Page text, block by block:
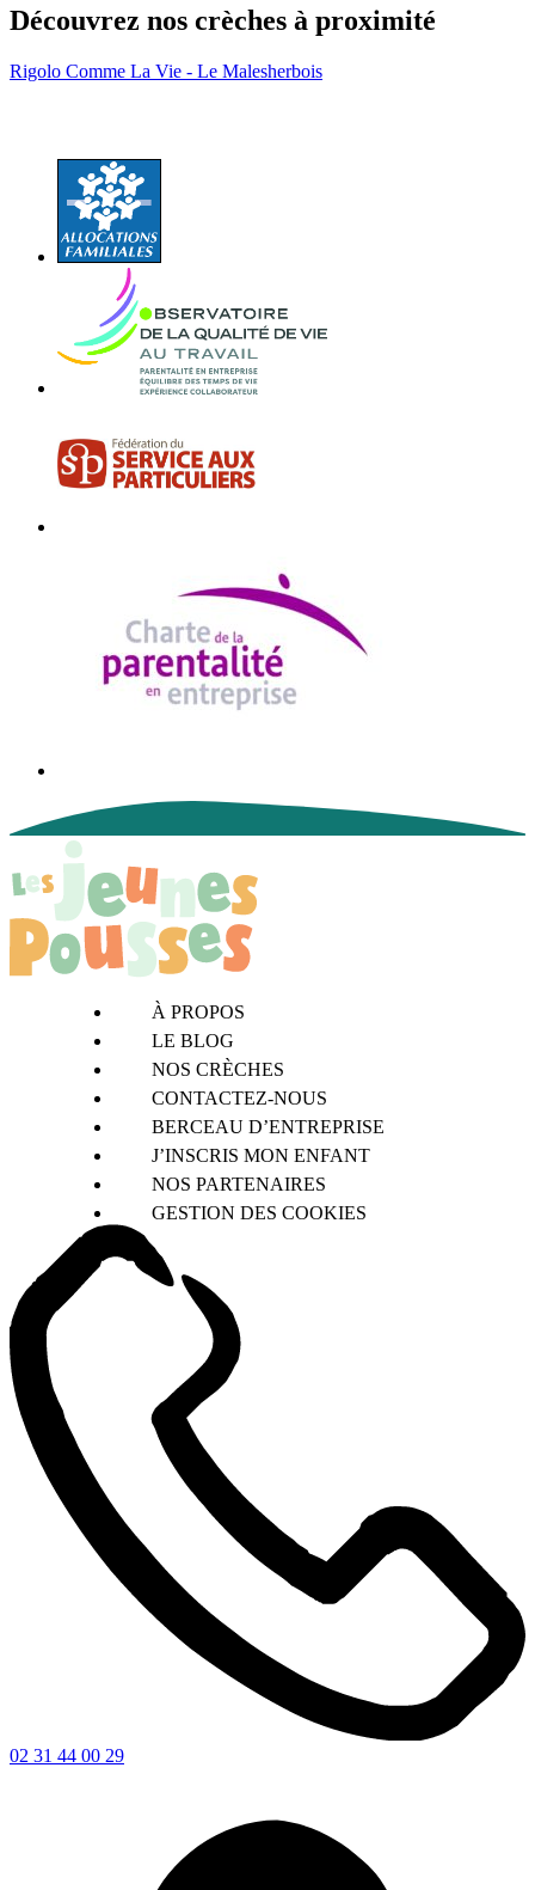
Découvrez nos crèches à proximité
Rigolo Comme La Vie - Le Malesherbois
À PROPOS
LE BLOG
NOS CRÈCHES
CONTACTEZ-NOUS
BERCEAU D’ENTREPRISE
J’INSCRIS MON ENFANT
NOS PARTENAIRES
GESTION DES COOKIES
02 31 44 00 29